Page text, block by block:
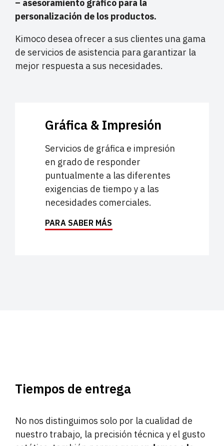
– asesoramiento gráfico para la
personalización de los productos.
Kimoco desea ofrecer a sus clientes una gama
de servicios de asistencia para garantizar la
mejor respuesta a sus necesidades.
Gráfica & Impresión
Servicios de gráfica e impresión
en grado de responder
puntualmente a las diferentes
exigencias de tiempo y a las
necesidades comerciales.
PARA SABER MÁS
Tiempos de entrega
No nos distinguimos solo por la cualidad de
nuestro trabajo, la precisión técnica y el gusto